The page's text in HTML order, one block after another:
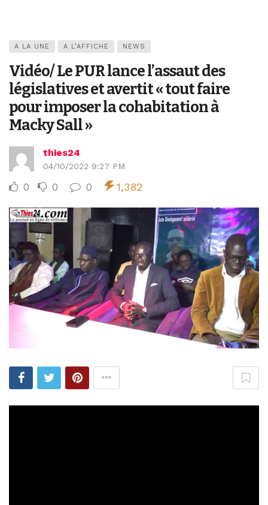
A LA UNE A L’AFFICHE NEWS
Vidéo/ Le PUR lance l’assaut des
législatives et avertit « tout faire
pour imposer la cohabitation à
Macky Sall »
thies24
04/10/2022 9:27 PM
0 0 0 1,382